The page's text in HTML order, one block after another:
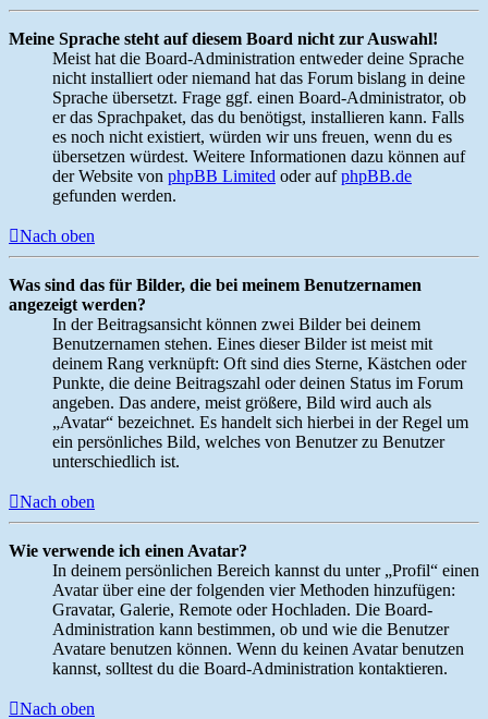
Meine Sprache steht auf diesem Board nicht zur Auswahl!
Meist hat die Board-Administration entweder deine Sprache
nicht installiert oder niemand hat das Forum bislang in deine
Sprache übersetzt. Frage ggf. einen Board-Administrator, ob
er das Sprachpaket, das du benötigst, installieren kann. Falls
es noch nicht existiert, würden wir uns freuen, wenn du es
übersetzen würdest. Weitere Informationen dazu können auf
der Website von phpBB Limited oder aufphpBB.de
gefunden werden.
Nach oben
Was sind das für Bilder, die bei meinem Benutzernamen
angezeigt werden?
In der Beitragsansicht können zwei Bilder bei deinem
Benutzernamen stehen. Eines dieser Bilder ist meist mit
deinem Rang verknüpft: Oft sind dies Sterne, Kästchen oder
Punkte, die deine Beitragszahl oder deinen Status im Forum
angeben. Das andere, meist größere, Bild wird auch als
„Avatar“ bezeichnet. Es handelt sich hierbei in der Regel um
ein persönliches Bild, welches von Benutzer zu Benutzer
unterschiedlich ist.
Nach oben
Wie verwende ich einen Avatar?
In deinem persönlichen Bereich kannst du unter „Profil“ einen
Avatar über eine der folgenden vier Methoden hinzufügen:
Gravatar, Galerie, Remote oder Hochladen. Die Board-
Administration kann bestimmen, ob und wie die Benutzer
Avatare benutzen können. Wenn du keinen Avatar benutzen
kannst, solltest du die Board-Administration kontaktieren.
Nach oben